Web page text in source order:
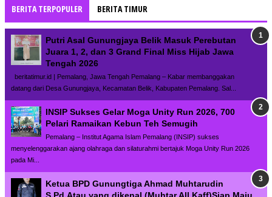
BERITA TERPOPULER BERITA TIMUR
Putri Asal Gunungjaya Belik Masuk Perebutan
Juara 1, 2, dan 3 Grand Final Miss Hijab Jawa
Tengah 2026
beritatimur.id | Pemalang, Jawa Tengah Pemalang – Kabar membanggakan
datang dari Desa Gunungjaya, Kecamatan Belik, Kabupaten Pemalang. Sal...
INSIP Sukses Gelar Moga Unity Run 2026, 700
Pelari Ramaikan Kebun Teh Semugih
Pemalang – Institut Agama Islam Pemalang (INSIP) sukses
menyelenggarakan ajang olahraga dan silaturahmi bertajuk Moga Unity Run 2026
pada Mi...
Ketua BPD Gunungtiga Ahmad Muhtarudin